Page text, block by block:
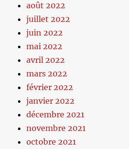
août 2022
juillet 2022
juin 2022
mai 2022
avril 2022
mars 2022
février 2022
janvier 2022
décembre 2021
novembre 2021
octobre 2021